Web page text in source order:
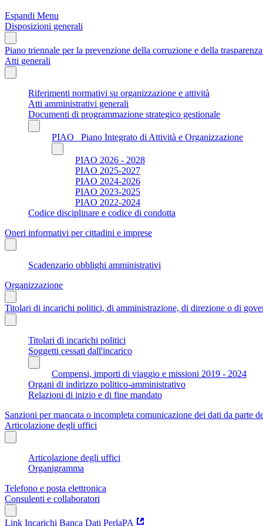
Espandi Menu
Disposizioni generali
Piano triennale per la prevenzione della corruzione e della
Atti generali
Riferimenti normativi su organizzazione e attività
Atti amministrativi generali
Documenti di programmazione strategico gestionale
PIAO_ Piano Integrato di Attività e Organizzazione
PIAO 2026 - 2028
PIAO 2025-2027
PIAO 2024-2026
PIAO 2023-2025
PIAO 2022-2024
Codice disciplinare e codice di condotta
Oneri informativi per cittadini e imprese
Scadenzario obblighi amministrativi
Organizzazione
Titolari di incarichi politici, di amministrazione, di direzione o di
Titolari di incarichi politici
Soggetti cessati dall'incarico
Compensi, importi di viaggio e missioni 2019 - 2024
Organi di indirizzo politico-amministrativo
Relazioni di inizio e di fine mandato
Sanzioni per mancata o incompleta comunicazione dei dati da
Articolazione degli uffici
Articolazione degli uffici
Organigramma
Telefono e posta elettronica
Consulenti e collaboratori
Link Incarichi Banca Dati PerlaPA